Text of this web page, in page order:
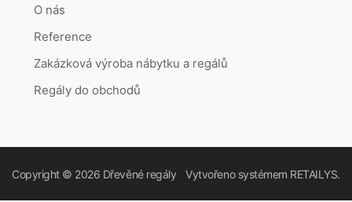
O nás
Reference
Zakázková výroba nábytku a regálů
Regály do obchodů
Copyright © 2026 Dřevěné regály Vytvořeno systémem RETAILYS.